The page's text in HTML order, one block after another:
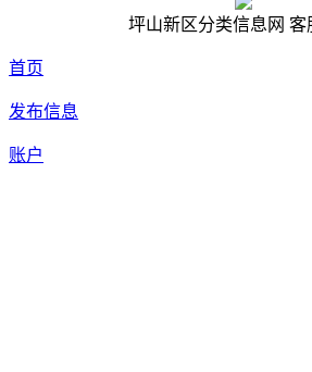
坪山新区分类信息网 客
首页
发布信息
账户